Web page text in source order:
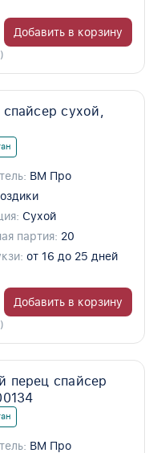
Добавить в корзину
спайсер сухой,
ВМ Про
Сухой
партия: 20
от 16 до 25 дней
Добавить в корзину
перец спайсер
ВМ Про